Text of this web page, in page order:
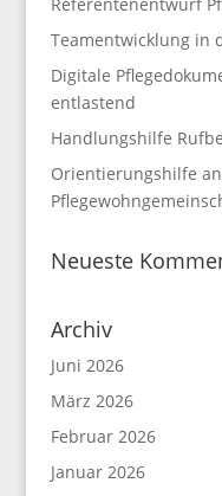
Teamentwicklung in
Digitale
entlastend
Handlungshilfe
Orientierungshilfe
Neueste
Archiv
Juni 2026
März 2026
Februar 2026
Januar 2026